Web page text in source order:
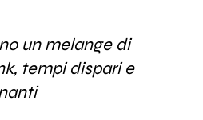
un melange di
tempi dispari e